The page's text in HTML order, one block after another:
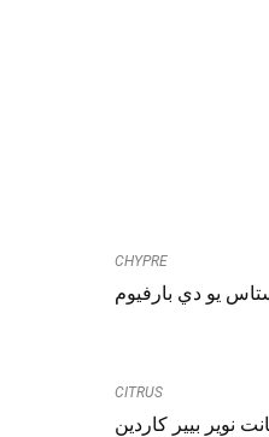
CHYPRE
يو دي بارفيوم
CITRUS
نوير بيير كاردين